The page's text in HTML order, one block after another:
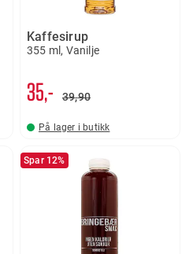
Kaffesirup
355 ml, Vanilje
35,- 39 90
På lager i butikk
Spar 12%